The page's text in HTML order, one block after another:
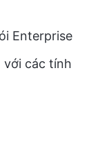
Enterprise
với các tính